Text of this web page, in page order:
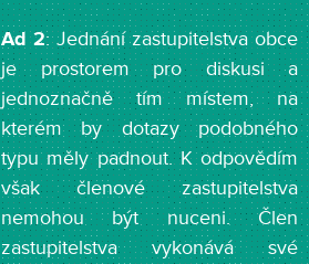
Ad 2: Jednání zastupitelstva obce
je prostorem pro diskusi a
jednoznačně tím místem, na
kterém by dotazy podobného
typu měly padnout. K odpovědím
však členové zastupitelstva
nemohou být nuceni. Člen
zastupitelstva vykonává své